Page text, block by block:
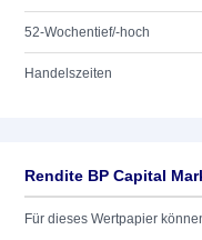
52-Wochentief/-hoch
Handelszeiten
Rendite BP Capital
Für dieses Wertpapier